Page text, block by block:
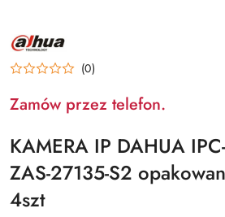
NAZWA
PRODUCENTA:
DAHUA
(0)
Zamów przez telefon.
KAMERA IP DAHUA
ZAS-27135-S2
4szt